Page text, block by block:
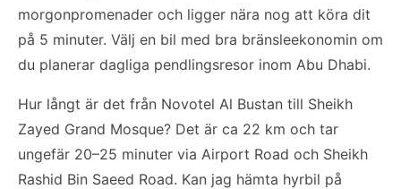
morgonpromenader och ligger nära nog att köra dit
på 5 minuter. Välj en bil med bra bränsleekonomin om
du planerar dagliga pendlingsresor inom Abu Dhabi.
Hur långt är det från Novotel Al Bustan till Sheikh
Zayed Grand Mosque? Det är ca 22 km och tar
ungefär 20–25 minuter via Airport Road och Sheikh
Rashid Bin Saeed Road. Kan jag hämta hyrbil på